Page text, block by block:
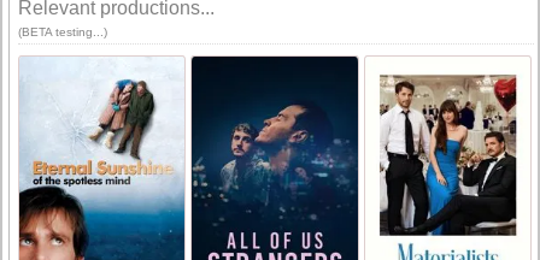
Relevant productions...
(BETA testing...)